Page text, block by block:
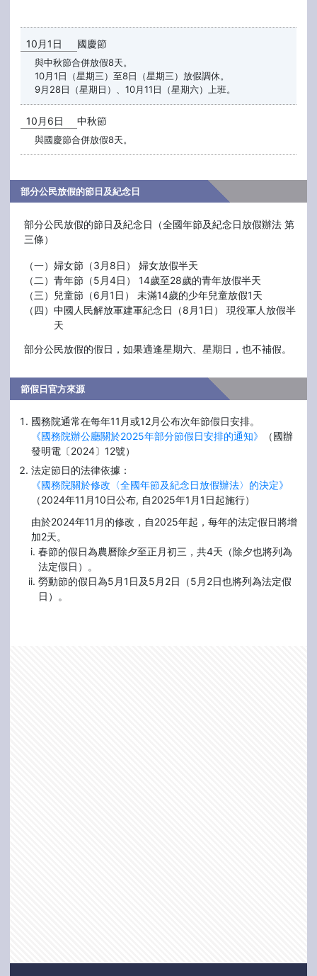
10月1日 國慶節
與中秋節合併放假8天。
10月1日（星期三）至8日（星期三）放假調休。
9月28日（星期日）、10月11日（星期六）上班。
10月6日 中秋節
與國慶節合併放假8天。
部分公民放假的節日及紀念日
部分公民放假的節日及紀念日（全國年節及紀念日放假辦法 第
三條）
（一）婦女節（3月8日） 婦女放假半天
（二）青年節（5月4日） 14歲至28歲的青年放假半天
（三）兒童節（6月1日） 未滿14歲的少年兒童放假1天
（四）中國人民解放軍建軍紀念日（8月1日） 現役軍人放假半
天
部分公民放假的假日，如果適逢星期六、星期日，也不補假。
節假日官方來源
國務院通常在每年11月或12月公布次年節假日安排。
《國務院辦公廳關於2025年部分節假日安排的通知》
（國辦
發明電〔2024〕12號）
法定節日的法律依據：
《國務院關於修改〈全國年節及紀念日放假辦法〉的決定》
（2024年11月10日公布, 自2025年1月1日起施行）
由於2024年11月的修改，自2025年起，每年的法定假日將增
加2天。
春節的假日為農曆除夕至正月初三，共4天（除夕也將列為
法定假日）。
勞動節的假日為5月1日及5月2日（5月2日也將列為法定假
日）。